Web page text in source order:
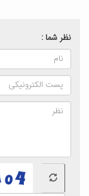
نظر شما :